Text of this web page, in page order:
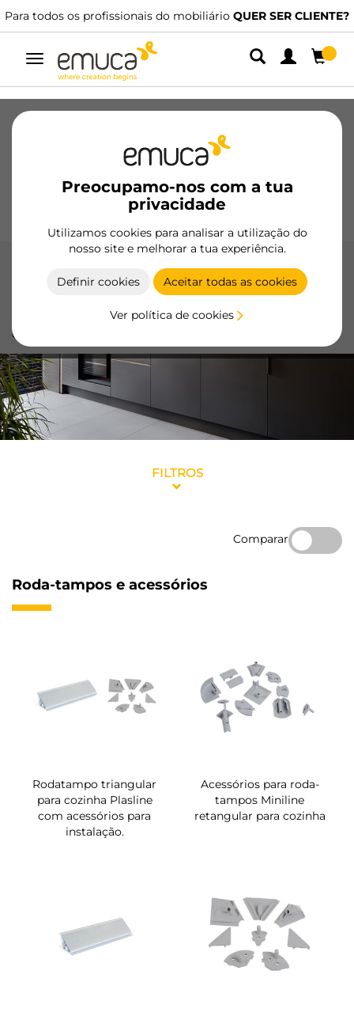
Para todos os profissionais do mobiliário QUER SER CLIENTE?
Alternar
navegação
Preocupamo-nos com a tua
privacidade
Utilizamos cookies para analisar a utilização do
nosso site e melhorar a tua experiência.
Definir cookies Aceitar todas as cookies
Ver política de cookies
Dobradiças
Cozinha Montagem
Puxadores Bases Expositores
Roda-tampos e acessórios
acabamento profissional e limpo para rodapés e tampos,
com materiais de alta qualidade e fácil instalação.
FILTROS
Comparar
Roda-tampos e acessórios
Rodatampo triangular
para cozinha Plasline
com acessórios para
instalação.
Acessórios para roda-
tampos Miniline
retangular para cozinha